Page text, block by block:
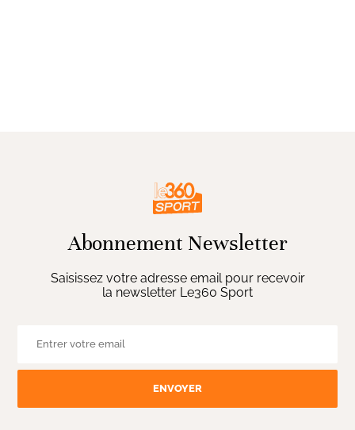
Abonnement Newsletter
Saisissez votre adresse email pour recevoir
la newsletter Le360 Sport
ENVOYER